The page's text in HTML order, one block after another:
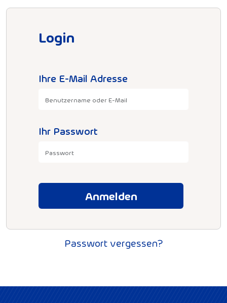
Login
Ihre E-Mail Adresse
Ihr Passwort
Anmelden
Passwort vergessen?